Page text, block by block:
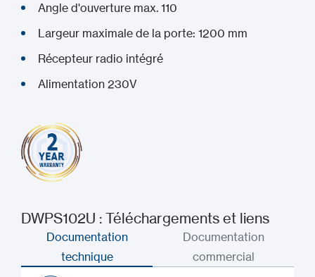
Angle d'ouverture max. 110
Largeur maximale de la porte: 1200 mm
Récepteur radio intégré
Alimentation 230V
DWPS102U : Téléchargements et liens
Documentation
technique
Documentation
commercial